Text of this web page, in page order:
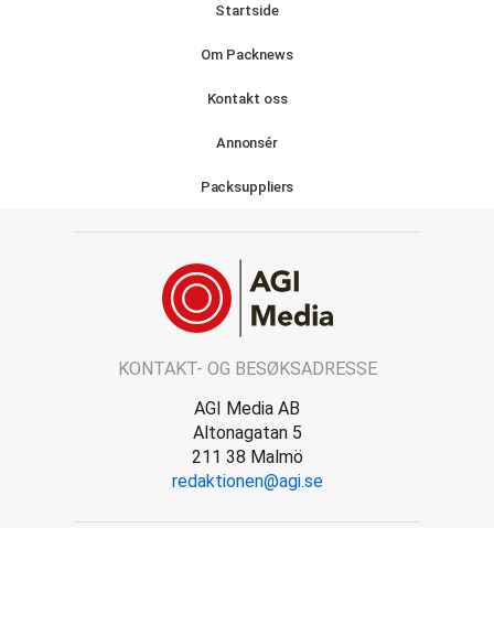
Startside
Om Packnews
Kontakt oss
Annonsér
Packsuppliers
KONTAKT- OG BESØKSADRESSE
AGI Media AB
Altonagatan 5
211 38 Malmö
redaktionen@agi.se